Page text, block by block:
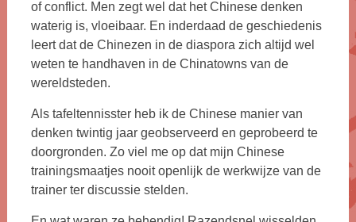
of conflict. Men zegt wel dat het Chinese denken
waterig is, vloeibaar. En inderdaad de geschiedenis
leert dat de Chinezen in de diaspora zich altijd wel
weten te handhaven in de Chinatowns van de
wereldsteden.
Als tafeltennisster heb ik de Chinese manier van
denken twintig jaar geobserveerd en geprobeerd te
doorgronden. Zo viel me op dat mijn Chinese
trainingsmaatjes nooit openlijk de werkwijze van de
trainer ter discussie stelden.